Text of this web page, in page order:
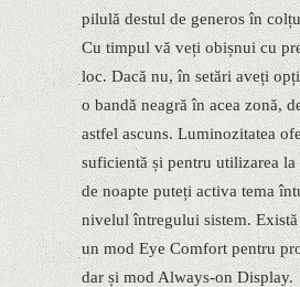
pilulă destul de generos în
Cu timpul vă veți obișnui cu
loc. Dacă nu, în setări aveți
o bandă neagră în acea zonă,
astfel ascuns. Luminozitatea
suficientă și pentru utilizarea
de noapte puteți activa tema
nivelul întregului sistem. Există
un mod Eye Comfort pentru
dar și mod Always-on Display.